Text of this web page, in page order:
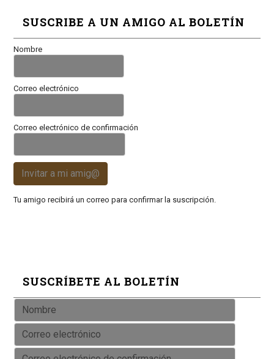
SUSCRIBE A UN AMIGO AL BOLETÍN
Nombre
Correo electrónico
Correo electrónico de confirmación
Invitar a mi amig@
Tu amigo recibirá un correo para confirmar la suscripción.
SUSCRÍBETE AL BOLETÍN